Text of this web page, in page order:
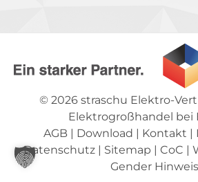
© 2026 straschu Elektro-
Elektrogroßhandel bei
AGB | Download | Kontakt |
Datenschutz| Sitemap | CoC |
Gender Hinweis